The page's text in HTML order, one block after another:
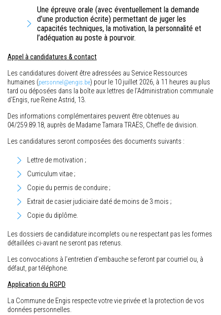
Une épreuve orale (avec éventuellement la demande
d’une production écrite) permettant de juger les
capacités techniques, la motivation, la personnalité et
l’adéquation au poste à pourvoir.
Appel à candidatures & contact
Les candidatures doivent être adressées au Service Ressources
humaines (personnel@engis.be) pour le 10 juillet 2026, à 11 heures au plus
tard ou déposées dans la boîte aux lettres de l’Administration communale
d’Engis, rue Reine Astrid, 13.
Des informations complémentaires peuvent être obtenues au
04/259.89.18, auprès de Madame Tamara TRAËS, Cheffe de division.
Les candidatures seront composées des documents suivants :
Lettre de motivation ;
Curriculum vitae ;
Copie du permis de conduire ;
Extrait de casier judiciaire daté de moins de 3 mois ;
Copie du diplôme.
Les dossiers de candidature incomplets ou ne respectant pas les formes
détaillées ci-avant ne seront pas retenus.
Les convocations à l’entretien d’embauche se feront par courriel ou, à
défaut, par téléphone.
Application du RGPD
La Commune de Engis respecte votre vie privée et la protection de vos
données personnelles.